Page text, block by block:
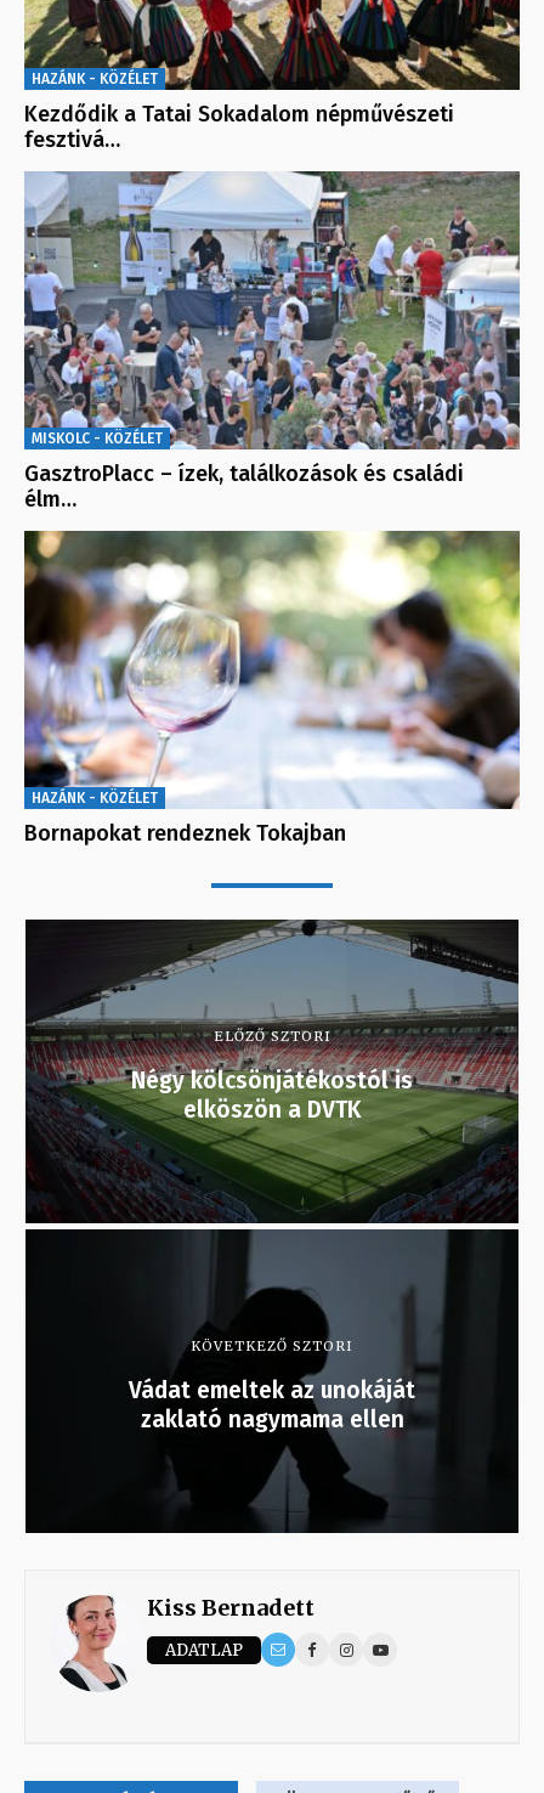
HAZÁNK - KÖZÉLET
Kezdődik a Tatai Sokadalom népművészeti
fesztivá…
MISKOLC - KÖZÉLET
GasztroPlacc – ízek, találkozások és családi
élm…
HAZÁNK - KÖZÉLET
Bornapokat rendeznek Tokajban
ELŐZŐ SZTORI
Négy kölcsönjátékostól is
elköszön a DVTK
KÖVETKEZŐ SZTORI
Vádat emeltek az unokáját
zaklató nagymama ellen
Kiss Bernadett
ADATLAP